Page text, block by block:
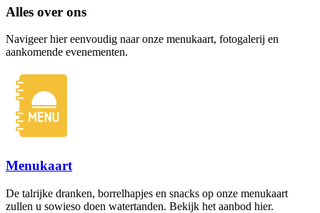
Alles over ons
Navigeer hier eenvoudig naar onze menukaart, fotogalerij en
aankomende evenementen.
Menukaart
De talrijke dranken, borrelhapjes en snacks op onze menukaart
zullen u sowieso doen watertanden. Bekijk het aanbod hier.